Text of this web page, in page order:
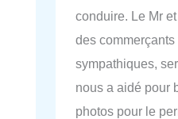
conduire. Le Mr
des commerçants
sympathiques,
nous a aidé pour
photos pour le